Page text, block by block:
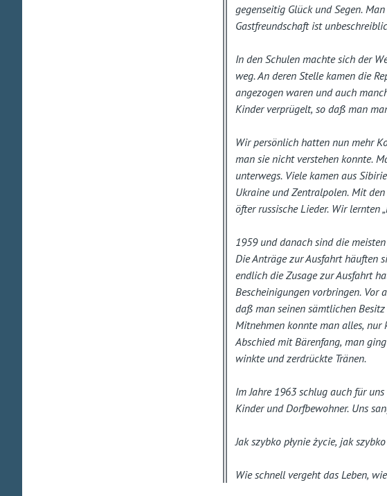
gegenseitig Glück und Segen.
Gastfreundschaft ist
In den Schulen machte sich der
weg. An deren Stelle kamen die
angezogen waren und auch
Kinder verprügelt, so daß man
Wir persönlich hatten nun mehr
man sie nicht verstehen konnte.
unterwegs. Viele kamen aus
Ukraine und Zentralpolen. Mit
öfter russische Lieder. Wir lernten
1959 und danach sind die
Die Anträge zur Ausfahrt häuften
endlich die Zusage zur Ausfahrt
Bescheinigungen vorbringen. Vor
daß man seinen sämtlichen
Mitnehmen konnte man alles, nur
Abschied mit Bärenfang, man
winkte und zerdrückte Tränen.
Im Jahre 1963 schlug auch für
Kinder und Dorfbewohner. Uns
Jak szybko płynie życie, jak
Wie schnell vergeht das Leben,